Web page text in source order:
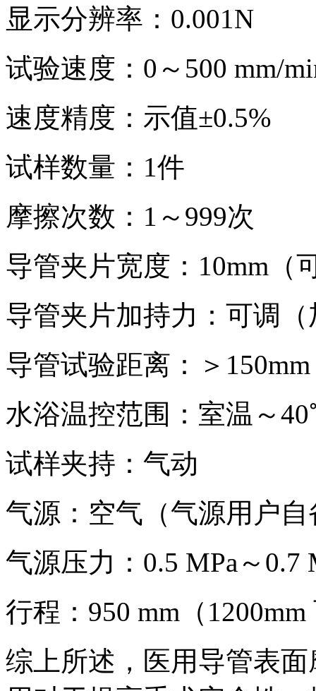
显示分辨率：0.001N
试验速度：0～500 mm/
速度精度：示值±0.5%
试样数量：1件
摩擦次数：1～999次
导管夹片宽度：10mm（
导管夹片加持力：可调
导管试验距离：＞150mm
水浴温控范围：室温～
试样夹持：气动
气源：空气（气源用户自
气源压力：0.5 MPa～0.7
行程：950 mm（
综上所述，医用导管表